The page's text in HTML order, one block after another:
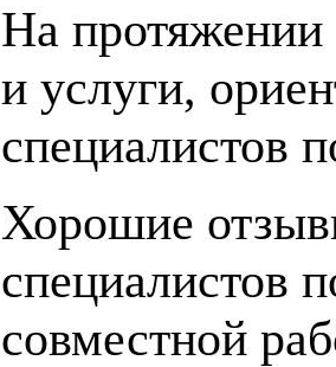
На протяжении
и услуги,
специалистов
Хорошие
специалистов
совместной